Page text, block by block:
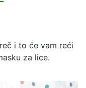
i to će vam reći
za lice.